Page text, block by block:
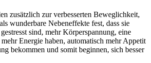
zusätzlich zur verbesserten Beweglichkeit,
wunderbare Nebeneffekte fest, dass sie
sind, mehr Körperspannung, eine
Energie haben, automatisch mehr Appetit
bekommen und somit beginnen, sich besser